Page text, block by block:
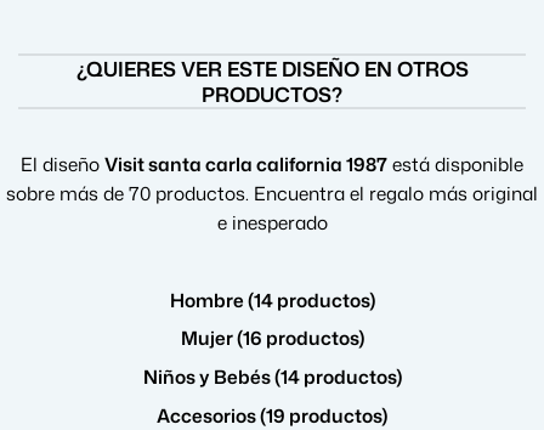
¿QUIERES VER ESTE DISEÑO EN OTROS
PRODUCTOS?
El diseñoVisit santa carla california 1987está disponible
sobre más de 70 productos. Encuentra el regalo más original
e inesperado
Hombre (14 productos)
Mujer (16 productos)
Niños y Bebés (14 productos)
Accesorios (19 productos)